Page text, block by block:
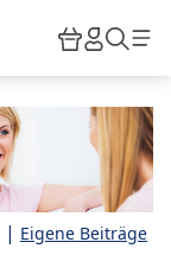
HiPP
| Eigene Beiträge